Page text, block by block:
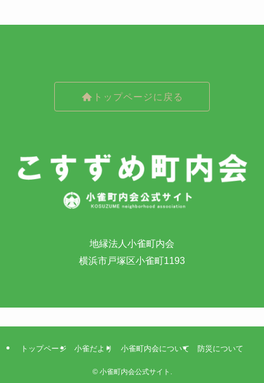
トップページに戻る
地縁法人小雀町内会
横浜市戸塚区小雀町1193
トップページ 小雀だより 小雀町内会について 防災について
©小雀町内会公式サイト.